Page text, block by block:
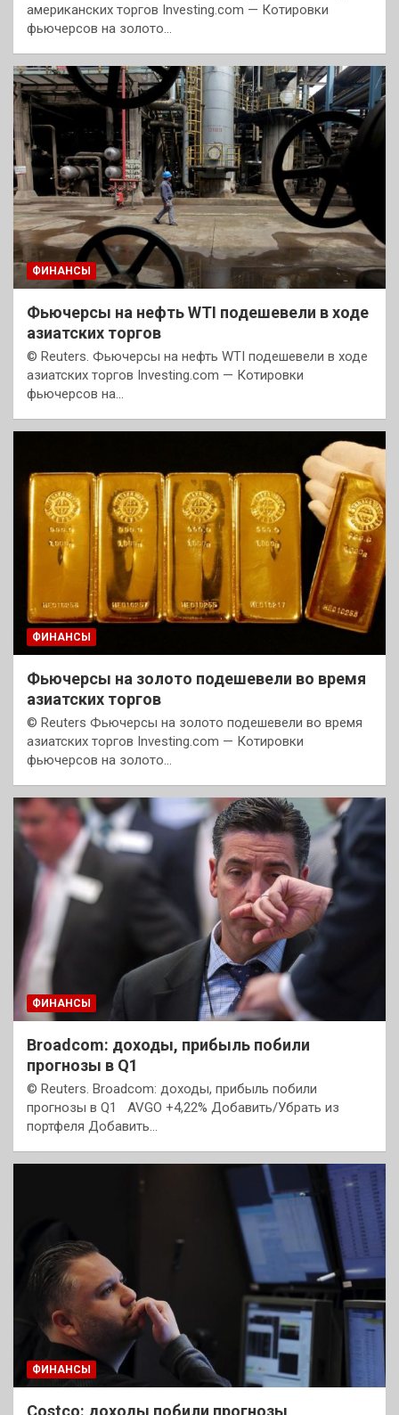
американских торгов Investing.com — Котировки
фьючерсов на золото…
ФИНАНСЫ
Фьючерсы на нефть WTI подешевели в ходе
азиатских торгов
© Reuters. Фьючерсы на нефть WTI подешевели в ходе
азиатских торгов Investing.com — Котировки
фьючерсов на…
ФИНАНСЫ
Фьючерсы на золото подешевели во время
азиатских торгов
© Reuters Фьючерсы на золото подешевели во время
азиатских торгов Investing.com — Котировки
фьючерсов на золото…
ФИНАНСЫ
Broadcom: доходы, прибыль побили
прогнозы в Q1
© Reuters. Broadcom: доходы, прибыль побили
прогнозы в Q1 AVGO +4,22% Добавить/Убрать из
портфеля Добавить…
ФИНАНСЫ
Costco: доходы побили прогнозы,